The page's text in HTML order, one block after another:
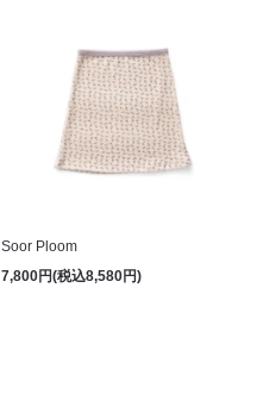
Soor Ploom
7,800円(税込8,580円)